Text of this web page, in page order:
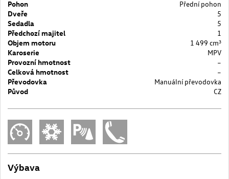
Pohon
Přední pohon
Dveře
5
Sedadla
5
Předchozí majitel
1
Objem motoru
1 499 cm³
Karoserie
MPV
Provozní hmotnost
–
Celková hmotnost
–
Převodovka
Manuální převodovka
Původ
CZ
Výbava